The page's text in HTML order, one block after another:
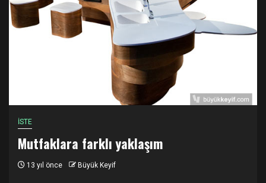
İSTE
Mutfaklara farklı yaklaşım
13 yıl önce Büyük Keyif